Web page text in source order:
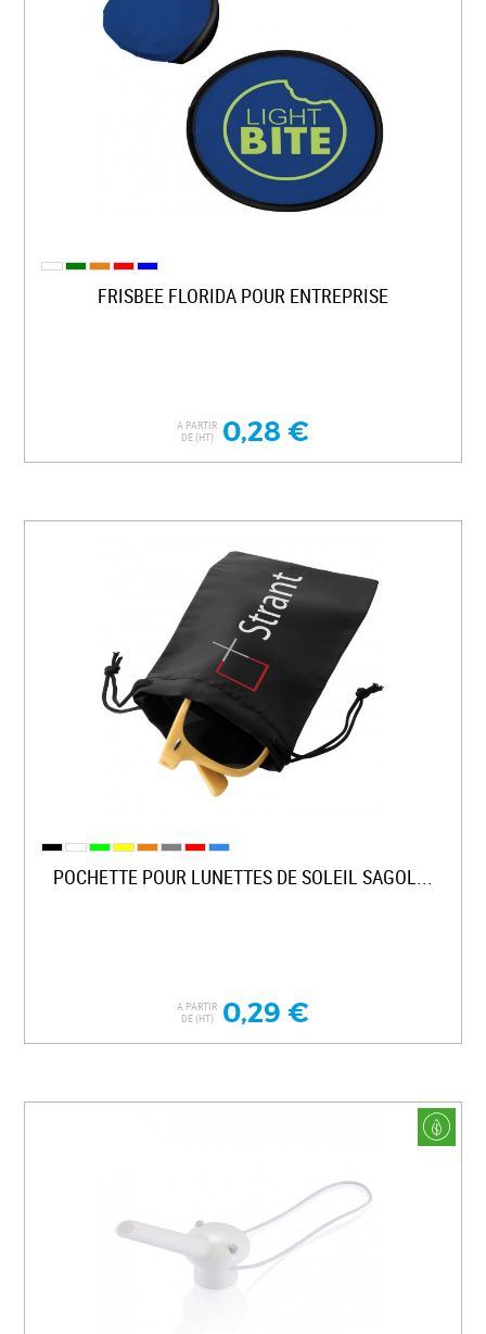
FRISBEE FLORIDA POUR ENTREPRISE
A PARTIR
DE (HT) 0,28 €
POCHETTE POUR LUNETTES DE SOLEIL SAGOL...
A PARTIR
DE (HT) 0,29 €